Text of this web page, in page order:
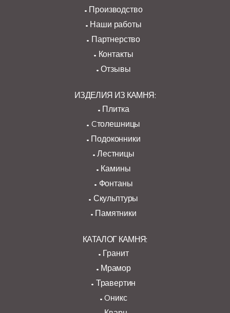
Производство
Наши работы
Партнерство
Контакты
Отзывы
ИЗДЕЛИЯ ИЗ КАМНЯ:
Плитка
Cтолешницы
Подоконники
Лестницы
Камины
Фонтаны
Скульптуры
Памятники
КАТАЛОГ КАМНЯ:
Гранит
Мрамор
Травертин
Oникс